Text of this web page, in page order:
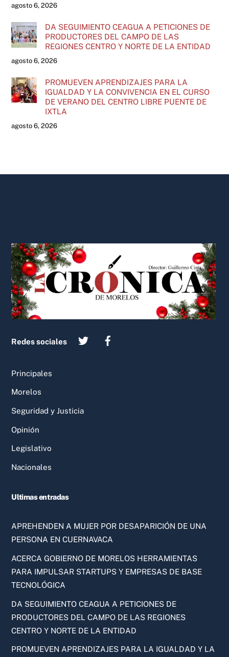
agosto 6, 2026
DA SEGUIMIENTO CEAGUA A PETICIONES DE
PRODUCTORES DEL CAMPO DE LAS
REGIONES CENTRO Y NORTE DE LA ENTIDAD
agosto 6, 2026
PROMUEVEN APRENDIZAJES PARA LA
IGUALDAD Y LA CONVIVENCIA EN EL CURSO
DE VERANO DEL CENTRO LIBRE PUENTE DE
IXTLA
agosto 6, 2026
To
Top
Redes sociales
Principales
Morelos
Seguridad y Justicia
Opinión
Legislativo
Nacionales
Ultimas entradas
APREHENDEN A MUJER POR DESAPARICIÓN DE UNA
PERSONA EN CUERNAVACA
ACERCA GOBIERNO DE MORELOS HERRAMIENTAS
PARA IMPULSAR STARTUPS Y EMPRESAS DE BASE
TECNOLÓGICA
DA SEGUIMIENTO CEAGUA A PETICIONES DE
PRODUCTORES DEL CAMPO DE LAS REGIONES
CENTRO Y NORTE DE LA ENTIDAD
PROMUEVEN APRENDIZAJES PARA LA IGUALDAD Y LA